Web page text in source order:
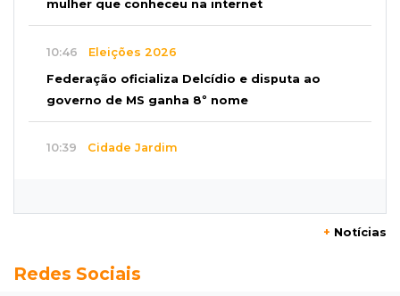
mulher que conheceu na internet
10:46 Eleições 2026
Federação oficializa Delcídio e disputa ao
governo de MS ganha 8º nome
10:39 Cidade Jardim
Anvisa sobe alerta sobre testosterona sem
+ Notícias
Redes Sociais